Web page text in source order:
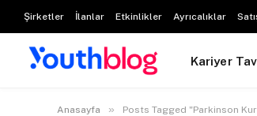
Şirketler İlanlar Etkinlikler Ayrıcalıklar
Kariyer
Anasayfa » Posts Tagged "Parkinson